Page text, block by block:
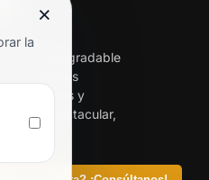
y trato agradable
Hemos
ocasiones y
Espectacular,
×
la